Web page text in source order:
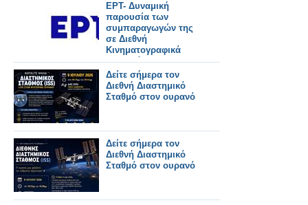
ΕΡΤ- Δυναμική
παρουσία των
συμπαραγωγών της
σε Διεθνή
Κινηματογραφικά
Φεστιβάλ
Δείτε σήμερα τον
Διεθνή Διαστημικό
Σταθμό στον ουρανό
Δείτε σήμερα τον
Διεθνή Διαστημικό
Σταθμό στον ουρανό